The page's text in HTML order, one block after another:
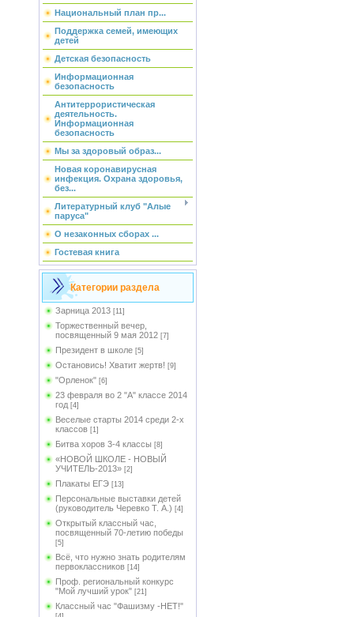
Национальный план пр...
Поддержка семей, имеющих
детей
Детская безопасность
Информационная
безопасность
Антитеррористическая
деятельность.
Информационная
безопасность
Мы за здоровый образ...
Новая коронавирусная
инфекция. Охрана здоровья,
без...
Литературный клуб "Алые
паруса"
О незаконных сборах ...
Гостевая книга
Категории раздела
Зарница 2013 [11]
Торжественный вечер,
посвященный 9 мая 2012 [7]
Президент в школе [5]
Остановись! Хватит жертв! [9]
"Орленок" [6]
23 февраля во 2 "А" классе 2014
год [4]
Веселые старты 2014 среди 2-х
классов [1]
Битва хоров 3-4 классы [8]
«НОВОЙ ШКОЛЕ - НОВЫЙ
УЧИТЕЛЬ-2013» [2]
Плакаты ЕГЭ [13]
Персональные выставки детей
(руководитель Черевко Т. А.) [4]
Открытый классный час,
посвященный 70-летию победы
[5]
Всё, что нужно знать родителям
первоклассников [14]
Проф. региональный конкурс
"Мой лучший урок" [21]
Классный час "Фашизму -НЕТ!"